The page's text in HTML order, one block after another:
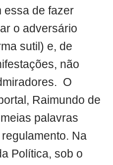
essa de fazer
o adversário
sutil) e, de
não
O
Raimundo de
palavras
Na
Política, sob o